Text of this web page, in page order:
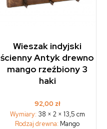
Wieszak indyjski
ścienny Antyk drewno
mango rzeźbiony 3
haki
92,00 zł
Wymiary: 38 × 2 × 13,5 cm
Rodzaj drewna: Mango